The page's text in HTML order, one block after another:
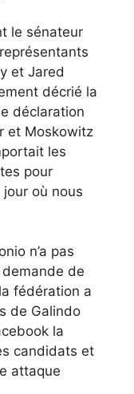
le sénateur
et Jared
décrié la
déclaration
et Moskowitz
les
pour
jour où nous
n’a pas
de
fédération a
de Galindo
la
candidats et
attaque